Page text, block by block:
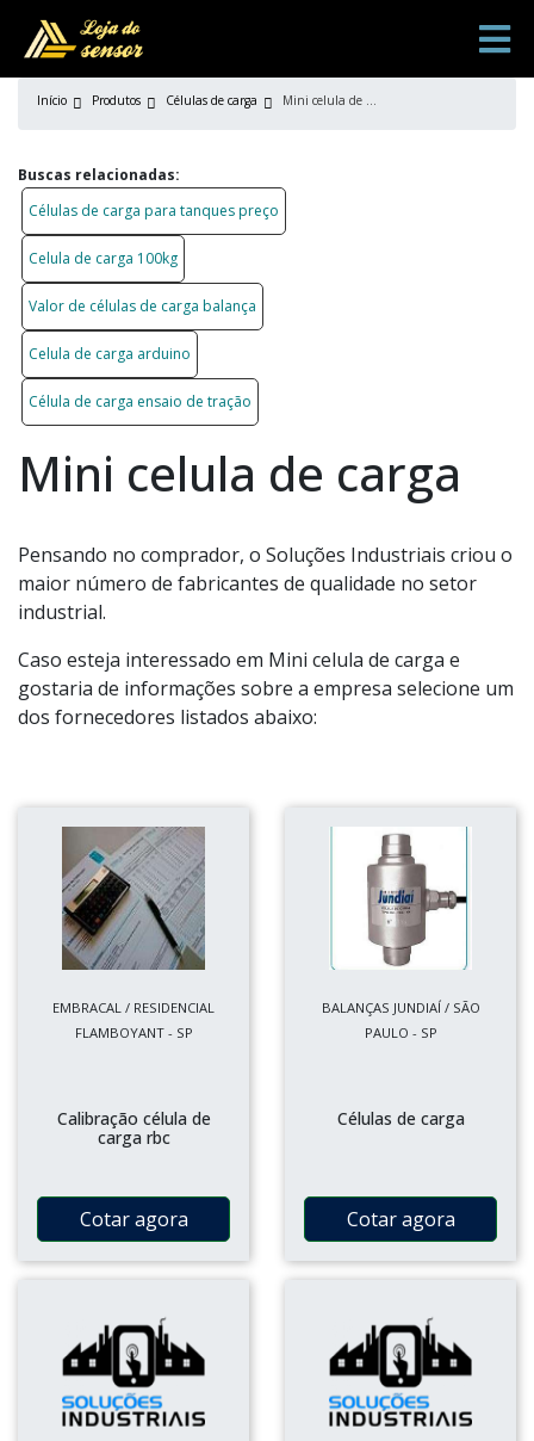
Início Produtos Células de carga Mini celula de carga
Buscas relacionadas:
Células de carga para tanques preço
Celula de carga 100kg
Valor de células de carga balança
Celula de carga arduino
Célula de carga ensaio de tração
Mini celula de carga
Pensando no comprador, o Soluções Industriais criou o
maior número de fabricantes de qualidade no setor
industrial.
Caso esteja interessado em Mini celula de carga e
gostaria de informações sobre a empresa selecione um
dos fornecedores listados abaixo:
EMBRACAL / RESIDENCIAL
FLAMBOYANT - SP
Calibração célula de
carga rbc
Cotar agora
BALANÇAS JUNDIAÍ / SÃO
PAULO - SP
Células de carga
Cotar agora